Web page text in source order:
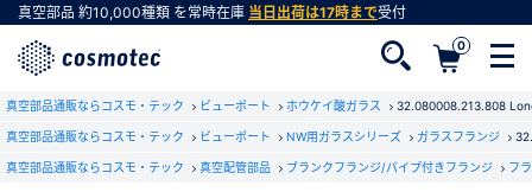
真空部品 約10,000種類 を常時在庫 当日出荷は17時まで受付
0
真空部品通販ならコスモ・テック ビューポート ホウケイ酸ガラス 32.080008.213.808
真空部品通販ならコスモ・テック ビューポート NW用ガラスシリーズ ガラスフランジ
真空部品通販ならコスモ・テック 真空配管部品 ブランクフランジ/パイプ付きフランジ フ
RoHS2適合報告書のダウンロード
下記製品のRoHS2適合報告書のダウンロードをします。
32.080008.213.808 Long Flange NW80